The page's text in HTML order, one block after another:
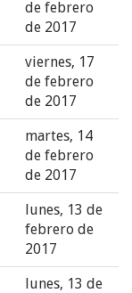
de febrero
de 2017
viernes, 17
de febrero
de 2017
martes, 14
de febrero
de 2017
lunes, 13 de
febrero de
2017
lunes, 13 de